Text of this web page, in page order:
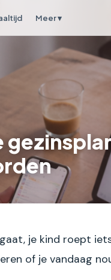
Meer ▾
je kind roept
of je vandaag